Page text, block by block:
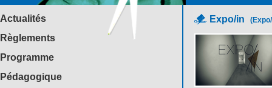
Actualités
Règlements
Programme
Pédagogique
Expo/in